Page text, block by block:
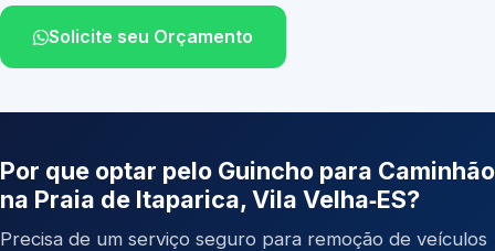
Solicite seu Orçamento
Por que optar pelo Guincho para Caminhão
na Praia de Itaparica, Vila Velha‑ES?
Precisa de um serviço seguro para remoção de veículos